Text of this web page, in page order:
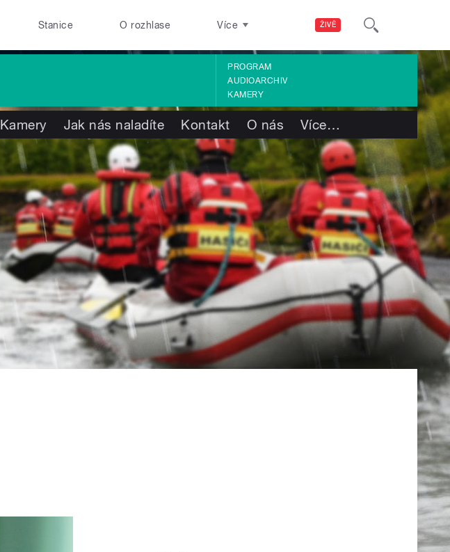
ŽIVĚ
Stanice O rozhlase Více
PROGRAM
AUDIOARCHIV
KAMERY
Kamery Jak nás naladíte Kontakt O nás Více…